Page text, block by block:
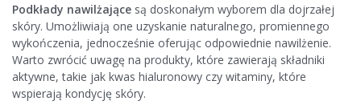
Podkłady nawilżające są doskonałym wyborem dla dojrzałej
skóry. Umożliwiają one uzyskanie naturalnego, promiennego
wykończenia, jednocześnie oferując odpowiednie nawilżenie.
Warto zwrócić uwagę na produkty, które zawierają składniki
aktywne, takie jak kwas hialuronowy czy witaminy, które
wspierają kondycję skóry.